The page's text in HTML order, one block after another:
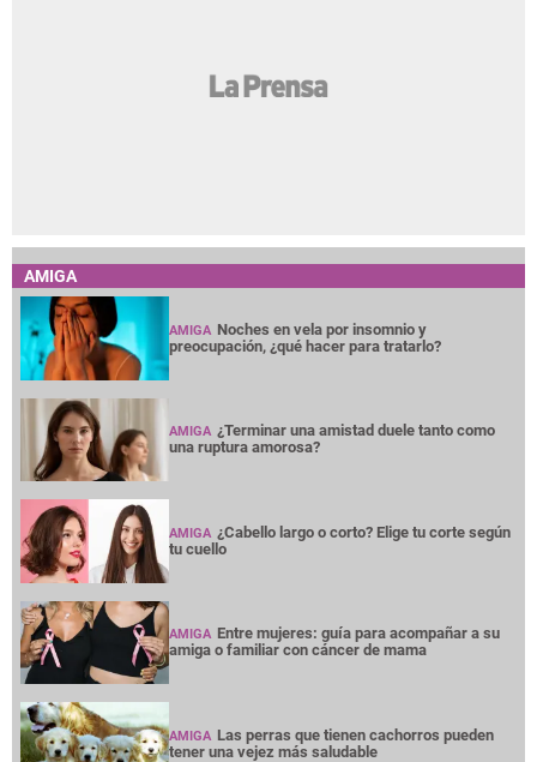
AMIGA
AMIGA Noches en vela por insomnio y
preocupación, ¿qué hacer para tratarlo?
AMIGA ¿Terminar una amistad duele tanto como
una ruptura amorosa?
AMIGA ¿Cabello largo o corto? Elige tu corte según
tu cuello
AMIGA Entre mujeres: guía para acompañar a su
amiga o familiar con cáncer de mama
AMIGA Las perras que tienen cachorros pueden
tener una vejez más saludable